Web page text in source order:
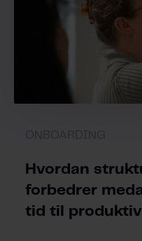
Hvordan
forbedrer
tid til